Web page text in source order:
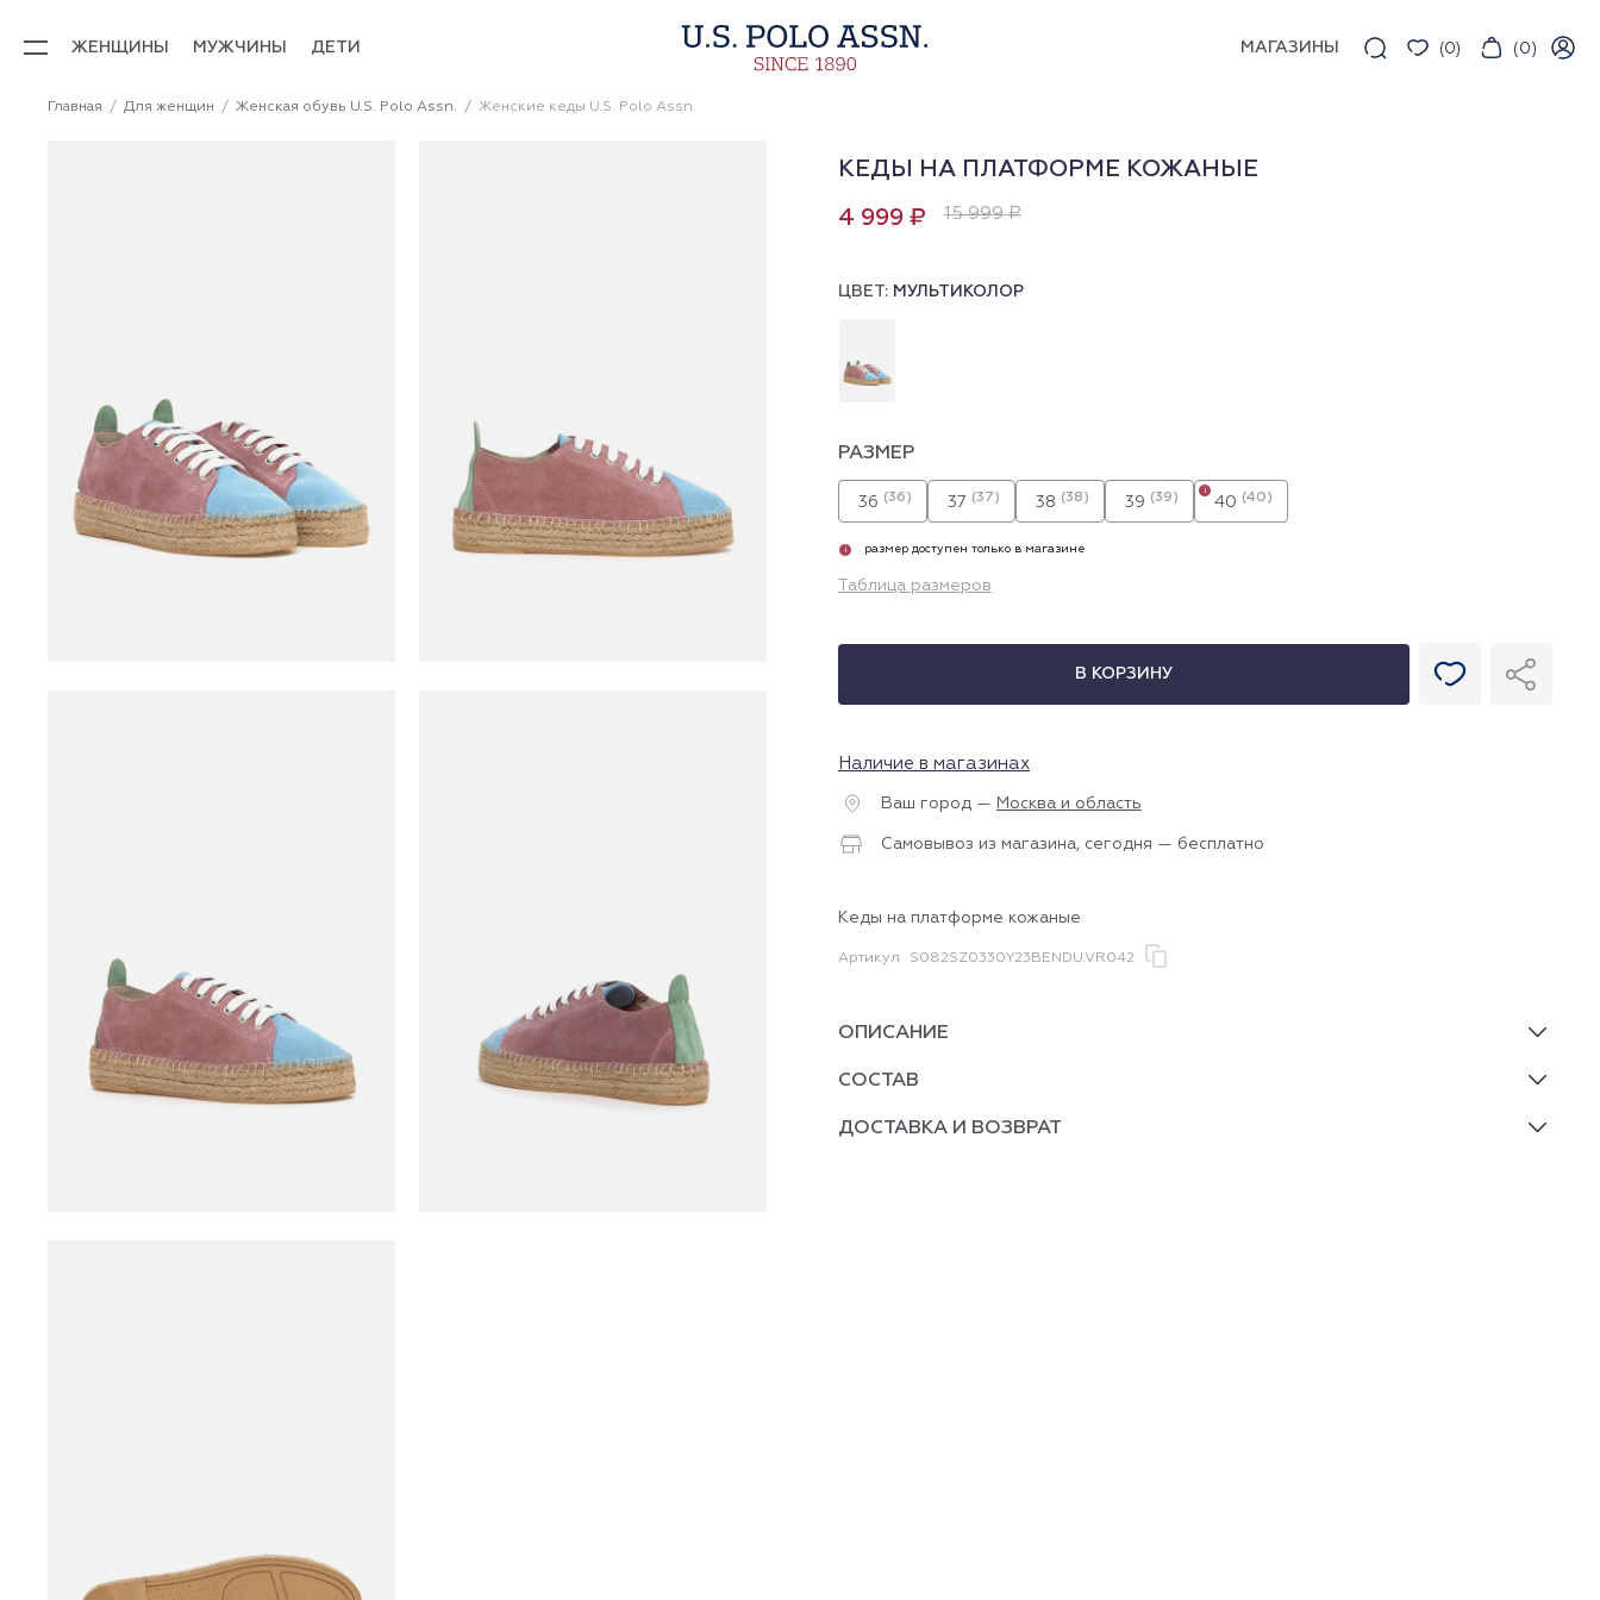
ЖЕНЩИНЫ МУЖЧИНЫ ДЕТИ МАГАЗИНЫ (0) (0)
Главная Для женщин Женская обувь U.S. Polo Assn. Женские кеды U.S. Polo Assn.
КЕДЫ НА ПЛАТФОРМЕ КОЖАНЫЕ
4 999 ₽ 15 999 ₽
ЦВЕТ: МУЛЬТИКОЛОР
РАЗМЕР
36 (36) 37 (37) 38 (38) 39 (39) 40 (40)
i
i размер доступен только в магазине
Таблица размеров
В КОРЗИНУ
Наличие в магазинах
Ваш город — Москва и область
Самовывоз из магазина, сегодня — бесплатно
Кеды на платформе кожаные
Артикул S082SZ0330Y23BENDU.VR042
ОПИСАНИЕ
СОСТАВ
ДОСТАВКА И ВОЗВРАТ